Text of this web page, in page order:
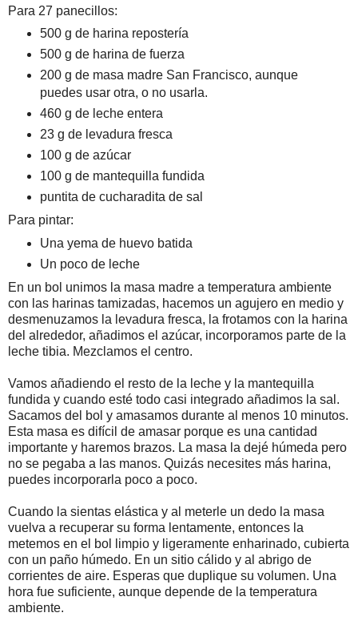
Para 27 panecillos:
500 g de harina repostería
500 g de harina de fuerza
200 g de masa madre San Francisco, aunque
puedes usar otra, o no usarla.
460 g de leche entera
23 g de levadura fresca
100 g de azúcar
100 g de mantequilla fundida
puntita de cucharadita de sal
Para pintar:
Una yema de huevo batida
Un poco de leche
En un bol unimos la masa madre a temperatura ambiente
con las harinas tamizadas, hacemos un agujero en medio y
desmenuzamos la levadura fresca, la frotamos con la harina
del alrededor, añadimos el azúcar, incorporamos parte de la
leche tibia. Mezclamos el centro.
Vamos añadiendo el resto de la leche y la mantequilla
fundida y cuando esté todo casi integrado añadimos la sal.
Sacamos del bol y amasamos durante al menos 10 minutos.
Esta masa es difícil de amasar porque es una cantidad
importante y haremos brazos. La masa la dejé húmeda pero
no se pegaba a las manos. Quizás necesites más harina,
puedes incorporarla poco a poco.
Cuando la sientas elástica y al meterle un dedo la masa
vuelva a recuperar su forma lentamente, entonces la
metemos en el bol limpio y ligeramente enharinado, cubierta
con un paño húmedo. En un sitio cálido y al abrigo de
corrientes de aire. Esperas que duplique su volumen. Una
hora fue suficiente, aunque depende de la temperatura
ambiente.